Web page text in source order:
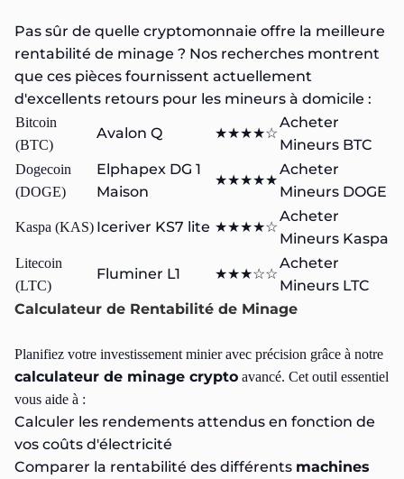
Pas sûr de quelle cryptomonnaie offre la meilleure
rentabilité de minage ? Nos recherches montrent
que ces pièces fournissent actuellement
d'excellents retours pour les mineurs à domicile :
Bitcoin
(BTC)
Avalon Q ★★★★☆
Acheter
Mineurs BTC
Dogecoin
(DOGE)
Elphapex DG 1
Maison
★★★★★
Acheter
Mineurs DOGE
Kaspa (KAS) Iceriver KS7 lite ★★★★☆
Acheter
Mineurs Kaspa
Litecoin
(LTC)
Fluminer L1 ★★★☆☆
Acheter
Mineurs LTC
Calculateur de Rentabilité de Minage
Planifiez votre investissement minier avec précision grâce à notre
calculateur de minage crypto avancé. Cet outil essentiel
vous aide à :
Calculer les rendements attendus en fonction de
vos coûts d'électricité
Comparer la rentabilité des différents machines